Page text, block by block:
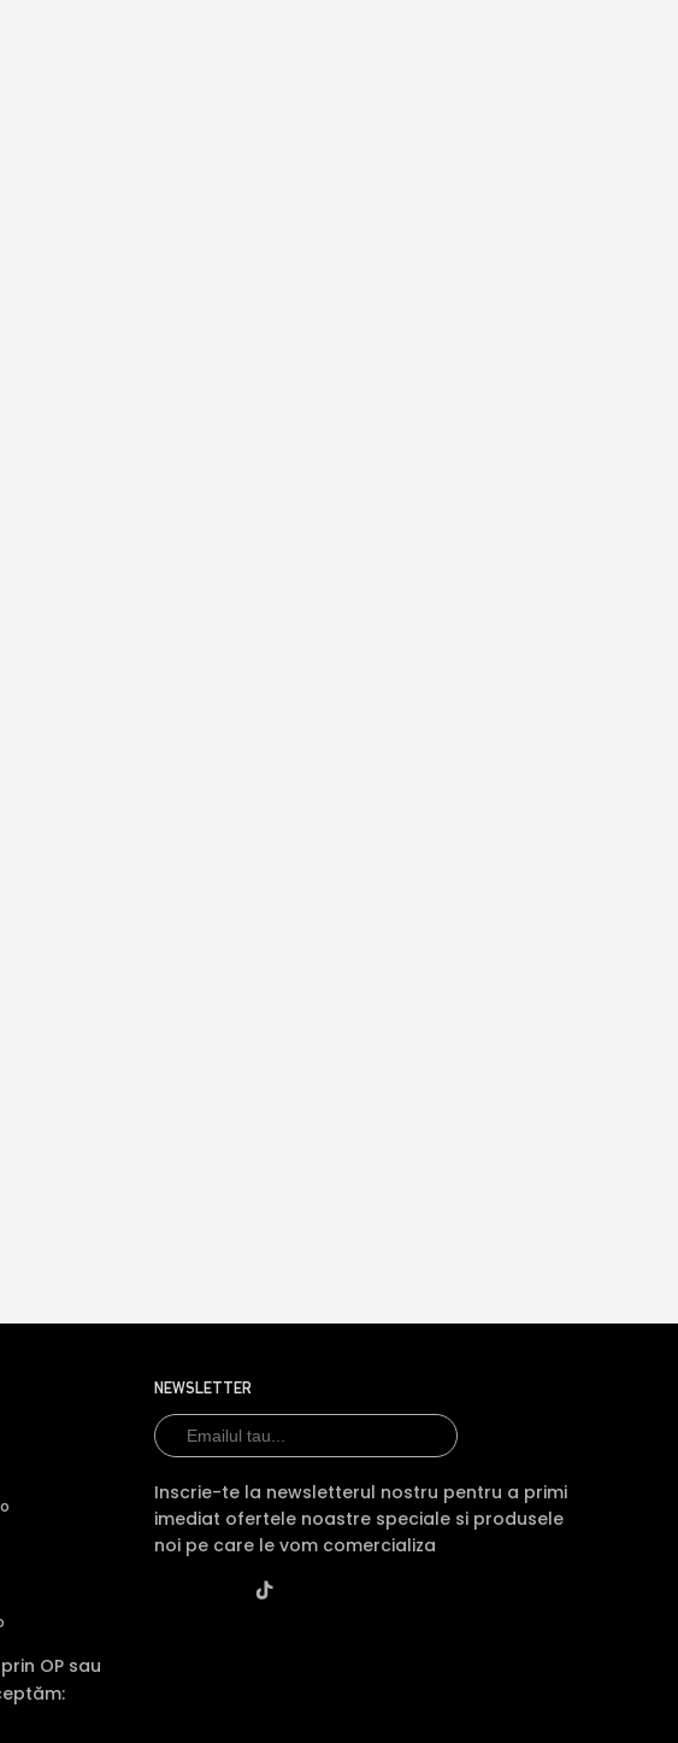
OP sau
NEWSLETTER
Inscrie-te la newsletterul nostru pentru a primi
imediat ofertele noastre speciale si produsele
noi pe care le vom comercializa